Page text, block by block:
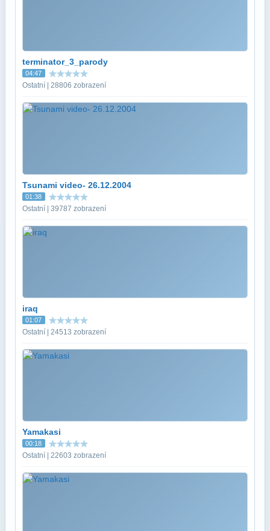
terminator_3_parody
04:47
Ostatní | 28806 zobrazení
Tsunami video- 26.12.2004
01:38
Ostatní | 39787 zobrazení
iraq
01:07
Ostatní | 24513 zobrazení
Yamakasi
00:18
Ostatní | 22603 zobrazení